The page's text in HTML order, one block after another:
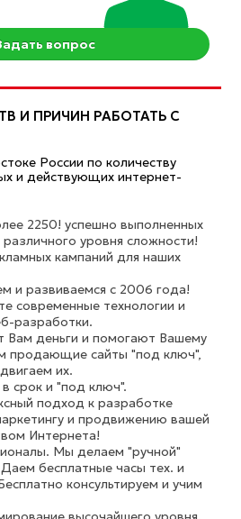
вопрос
И ПРИЧИН РАБОТАТЬ С
России по количеству
и действующих интернет-
2250! успешно выполненных
уровня сложности!
кампаний для наших
и развиваемся с 2006 года!
современные технологии и
разработки.
Вам деньги и помогают Вашему
продающие сайты "под ключ",
их.
срок и "под ключ".
подход к разработке
и продвижению вашей
Интернета!
Мы делаем "ручной"
бесплатные часы тех. и
консультируем и учим